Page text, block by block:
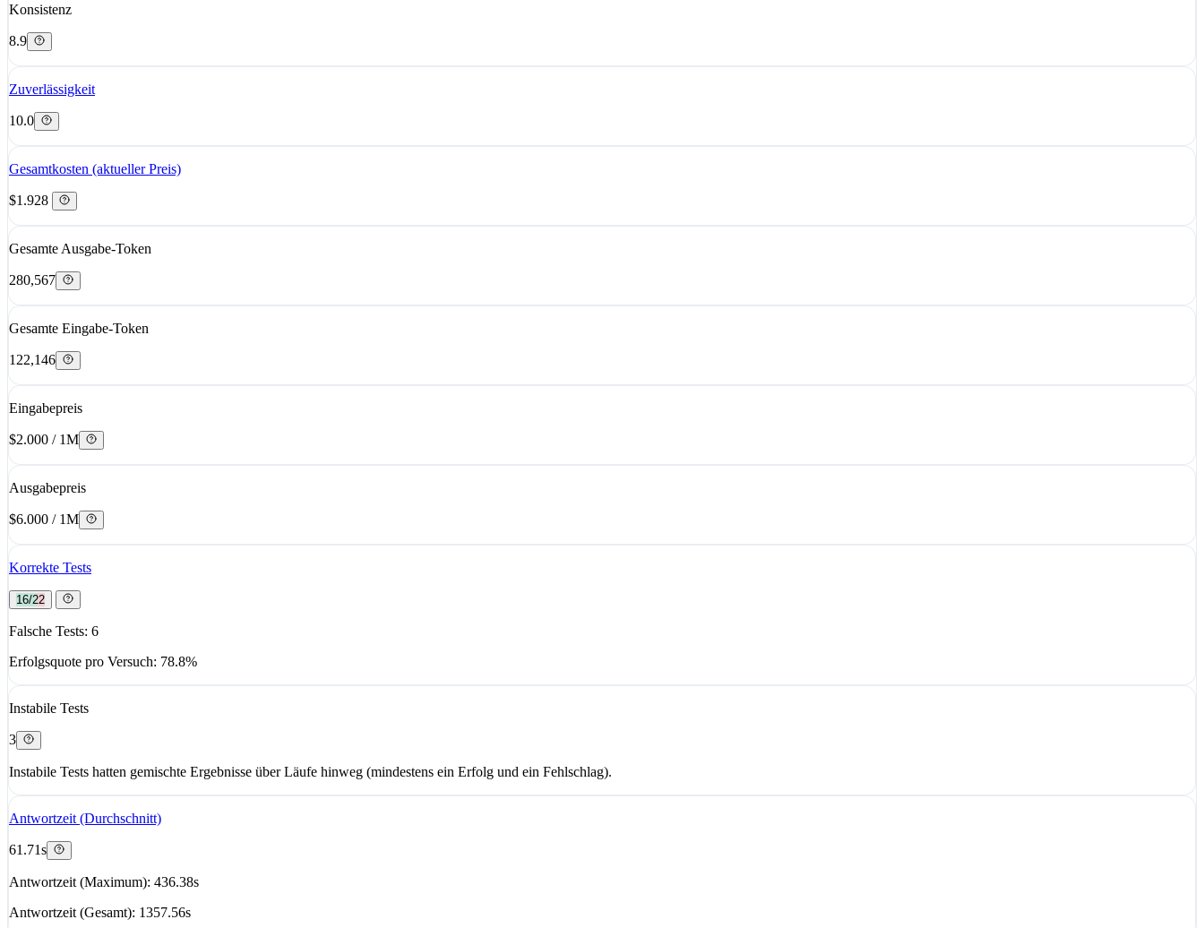
Konsistenz
8.9
Zuverlässigkeit
10.0
Gesamtkosten (aktueller Preis)
$1.928
Gesamte Ausgabe-Token
280,567
Gesamte Eingabe-Token
122,146
Eingabepreis
$2.000 / 1M
Ausgabepreis
$6.000 / 1M
Korrekte Tests
16/22
Falsche Tests: 6
Erfolgsquote pro Versuch: 78.8%
Instabile Tests
3
Instabile Tests hatten gemischte Ergebnisse über Läufe hinweg (mindestens ein Erfolg und ein Fehlschlag).
Antwortzeit (Durchschnitt)
61.71s
Antwortzeit (Maximum): 436.38s
Antwortzeit (Gesamt): 1357.56s